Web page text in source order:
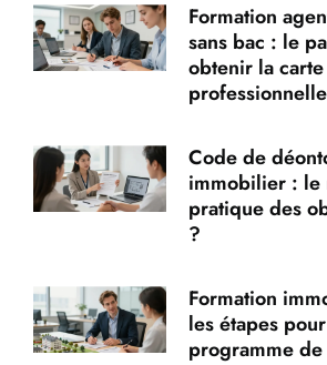
Formation
sans bac : le
obtenir la carte
Code de
immobilier : le
pratique des
?
Formation
les étapes
programme